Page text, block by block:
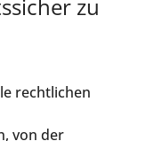
zu
rechtlichen
von der